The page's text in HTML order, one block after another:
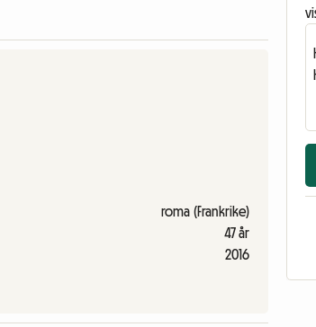
roma (Frankrike)
47 år
2016